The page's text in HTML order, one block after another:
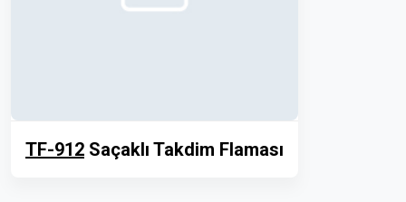
TF-912 Saçaklı Takdim Flaması